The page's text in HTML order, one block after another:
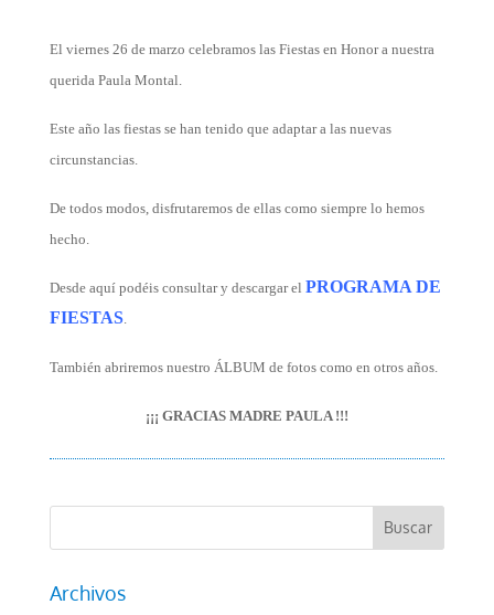
El viernes 26 de marzo celebramos las Fiestas en Honor a nuestra
querida Paula Montal.
Este año las fiestas se han tenido que adaptar a las nuevas
circunstancias.
De todos modos, disfrutaremos de ellas como siempre lo hemos
hecho.
Desde aquí podéis consultar y descargar el PROGRAMA DE
FIESTAS.
También abriremos nuestro ÁLBUM de fotos como en otros años.
¡¡¡ GRACIAS MADRE PAULA !!!
Archivos